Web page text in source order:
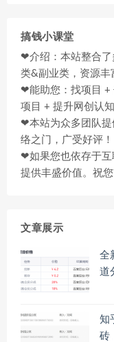
搞钱小课堂
❤介绍：本站整合了
类&副业类，资源丰
❤能助您：找项目 +
项目 + 提升网创认知
❤本站为众多团队提
络之门，广受好评！
❤如果您也依存于互
提供丰盛价值。祝您
文章展示
全
道
知
砖